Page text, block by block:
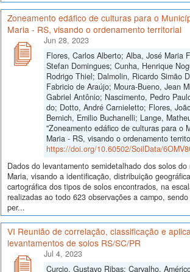
Zoneamento edáfico de culturas para o
Maria - RS, visando o ordenamento territorial
Jun 28, 2023
Flores, Carlos Alberto; Alba, José Maria
Stefan Domingues; Cunha, Henrique
Rodrigo Thiel; Dalmolin, Ricardo Simão
Fabricio de Araújo; Moura-Bueno, Jean
Gabriel Antônio; Nascimento, Pedro
do; Dotto, André Carnieletto; Flores,
Bernich, Emilio Buchanelli; Lange,
"Zoneamento edáfico de culturas para o
Maria - RS, visando o ordenamento
https://doi.org/10.60502/SoilData/
Dados do levantamento semidetalhado dos solos
Maria, visando a identificação, distribuição
cartográfica dos tipos de solos encontrados, na
realizadas ao todo 623 observações a campo,
per...
VI Reunião de correlação, classificação e
levantamentos de solos RS/SC/PR
Jul 4, 2023
Curcio, Gustavo Ribas; Carvalho,